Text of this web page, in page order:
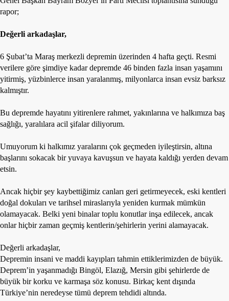
Kolları
Meclisi
İl
Örgütleri
Gençlik
GÜNDEM
Basın
Ziyaretler
PSK
YAYıNLAR
Broşür
Bültenler
rapor;
Değerli arkadaşlar,
6 Şubat’ta Maraş merkezli depremin üzerinden 4 hafta geçti. Resmi
verilere göre şimdiye kadar depremde 46 binden fazla insan yaşamını
yitirmiş, yüzbinlerce insan yaralanmış, milyonlarca insan evsiz barksız
kalmıştır.
Bu depremde hayatını yitirenlere rahmet, yakınlarına ve halkımıza baş
sağlığı, yaralılara acil şifalar diliyorum.
Umuyorum ki halkımız yaralarını çok geçmeden iyileştirsin, altına
başlarını sokacak bir yuvaya kavuşsun ve hayata kaldığı yerden devam
etsin.
Ancak hiçbir şey kaybettiğimiz canları geri getirmeyecek, eski kentleri
doğal dokuları ve tarihsel miraslarıyla yeniden kurmak mümkün
olamayacak. Belki yeni binalar toplu konutlar inşa edilecek, ancak
onlar hiçbir zaman geçmiş kentlerin/şehirlerin yerini alamayacak.
Değerli arkadaşlar,
Depremin insani ve maddi kayıpları tahmin ettiklerimizden de büyük.
Deprem’in yaşanmadığı Bingöl, Elazığ, Mersin gibi şehirlerde de
büyük bir korku ve karmaşa söz konusu. Birkaç kent dışında
Türkiye’nin neredeyse tümü deprem tehdidi altında.